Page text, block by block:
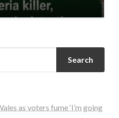
Search
as voters fume ‘I’m going